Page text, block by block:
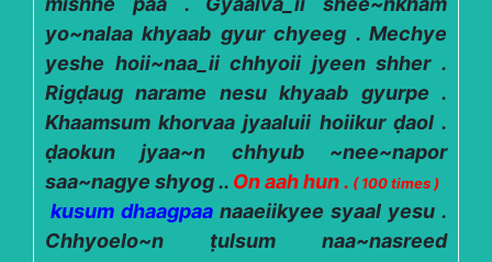
yo~nalaa khyaab gyur chyeeg . Mechye
yeshe hoii~naa_ii chhyoii jyeen shher .
Rigḍaug narame nesu khyaab gyurpe .
Khaamsum khorvaa jyaaluii hoiikur ḍaol .
ḍaokun jyaa~n chhyub ~nee~napor
saa~nagye shyog .. On aah hun . ( 100 times )
kusum dhaagpaa naaeiikyee syaal yesu .
Chhyoelo~n ṭulsum naa~nasreed